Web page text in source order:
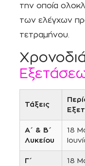
την οποία
των ελέγχων
τετραμήνου.
Τάξεις
Α΄ & Β΄
Λυκείου
18
Γ΄
18